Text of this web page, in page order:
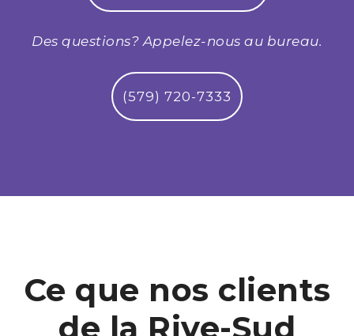
Des questions? Appelez-nous au bureau.
(579) 720-7333
Ce que nos clients
de la Rive-Sud